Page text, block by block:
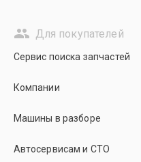
Для покупателей
Сервис поиска запчастей
Компании
Машины в разборе
Автосервисам и СТО